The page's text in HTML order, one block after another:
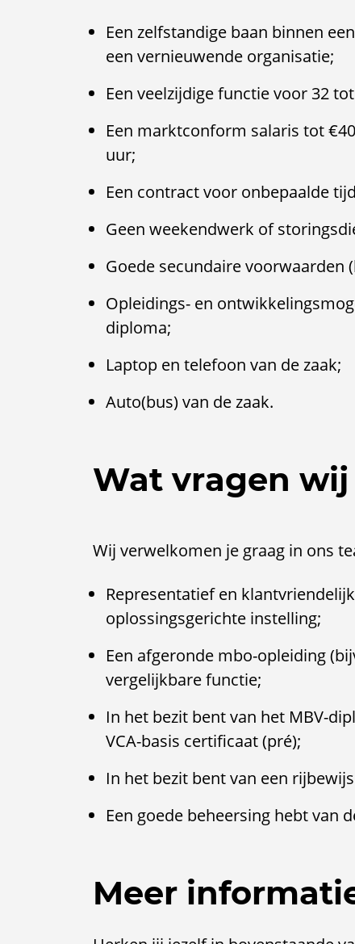
Een zelfstandige baan binnen
een vernieuwende organisatie;
Een veelzijdige functie voor 32
Een marktconform salaris tot
uur;
Een contract voor onbepaalde
Geen weekendwerk of
Goede secundaire voorwaarden
Opleidings- en
diploma;
Laptop en telefoon van de zaak;
Auto(bus) van de zaak.
Wat vragen wij
Wij verwelkomen je graag in ons
Representatief en
oplossingsgerichte instelling;
Een afgeronde mbo-opleiding
vergelijkbare functie;
In het bezit bent van het MBV-
VCA-basis certificaat (pré);
In het bezit bent van een
Een goede beheersing hebt van
Meer